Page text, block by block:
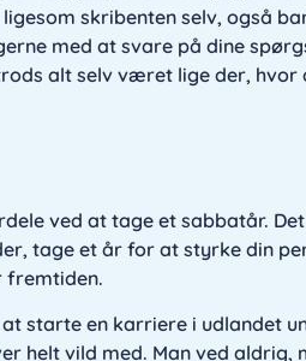
skribenten selv, også
med at svare på dine
alt selv været lige der, hvor
ved at tage et sabbatår.
tage et år for at styrke din
fremtiden.
starte en karriere i udlandet
helt vild med. Man ved